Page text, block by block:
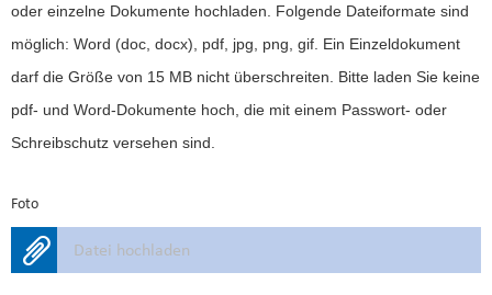
oder einzelne Dokumente hochladen. Folgende Dateiformate sind
möglich: Word (doc, docx), pdf, jpg, png, gif. Ein Einzeldokument
darf die Größe von 15 MB nicht überschreiten. Bitte laden Sie keine
pdf- und Word-Dokumente hoch, die mit einem Passwort- oder
Schreibschutz versehen sind.
Foto
Datei hochladen